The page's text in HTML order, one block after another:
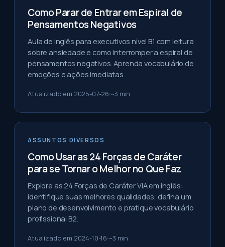
Como Parar de Entrar em Espiral de
Pensamentos Negativos
Aula de inglês para executivos nível B1 com leitura
sobre ansiedade e como interromper a espiral de
pensamentos negativos. Aprenda vocabulário de
emoções e ações imediatas.
Atualizado em 2025-07-26 ~3 min
ASSUNTOS DIVERSOS
Como Usar as 24 Forças de Caráter
para se Tornar o Melhor no Que Faz
Explore as 24 Forças de Caráter VIA em inglês:
identifique suas melhores qualidades, defina um
plano de desenvolvimento e pratique vocabulário
profissional B2.
Atualizado em 2024-10-16 ~3 min